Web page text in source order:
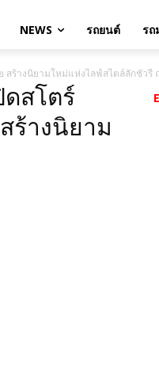
NEWS รถยนต์ รถ
สร้างนิยามใหม่แห่งไลฟ์สไตล์ลักชัวรี
ดสโตร์
ร้างนิยาม